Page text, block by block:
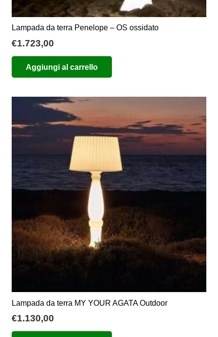
Lampada da terra Penelope – OS ossidato
€1.723,00
Aggiungi al carrello
Lampada da terra MY YOUR AGATA Outdoor
€1.130,00